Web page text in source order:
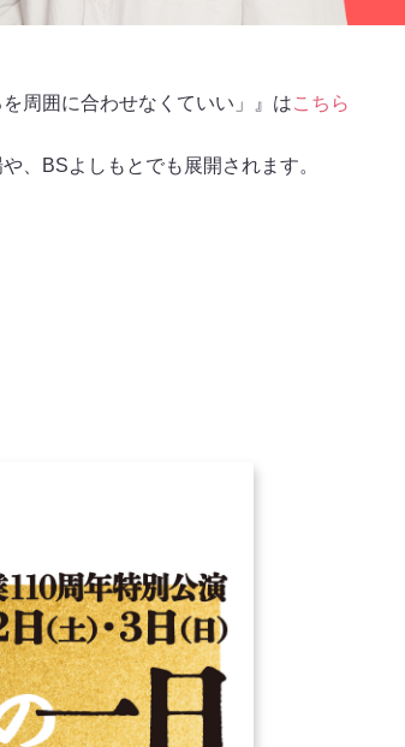
周囲に合わせなくていい」』はこちら
、BSよしもとでも展開されます。